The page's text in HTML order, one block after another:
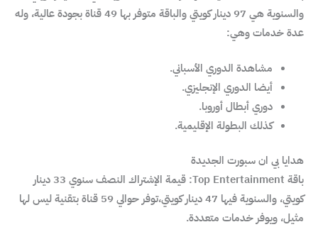
والسنوية هي 97 دينار كويتي والباقة متوفر بها 49 قناة بجودة عالية، وله
عدة خدمات وهي:
مشاهدة الدوري الأسباني.
أيضا الدوري الإنجليزي.
دوري أبطال أوروبا.
كذلك البطولة الإقليمية.
هدايا بي ان سبورت الجديدة
باقة Top Entertainment: قيمة الإشتراك النصف سنوي 33 دينار
كويتي، والسنوية فيها 47 دينار كويتي،توفر حوالي 59 قناة بتقنية ليس لها
مثيل، ويوفر خدمات متعددة.